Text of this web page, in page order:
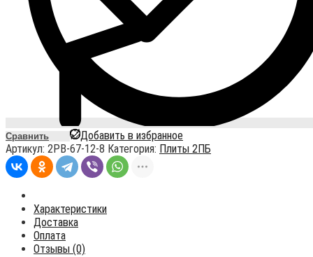
Сравнить
Добавить в избранное
Артикул: 2PB-67-12-8 Категория: Плиты 2ПБ
Характеристики
Доставка
Оплата
Отзывы (0)